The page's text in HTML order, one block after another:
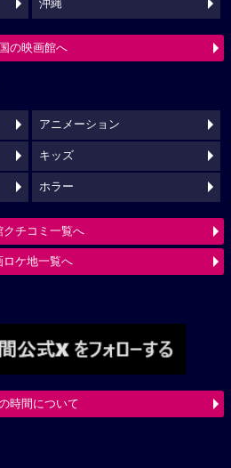
沖縄
の映画館へ
アニメーション
キッズ
ホラー
クチコミ一覧へ
ロケ地一覧へ
時間について